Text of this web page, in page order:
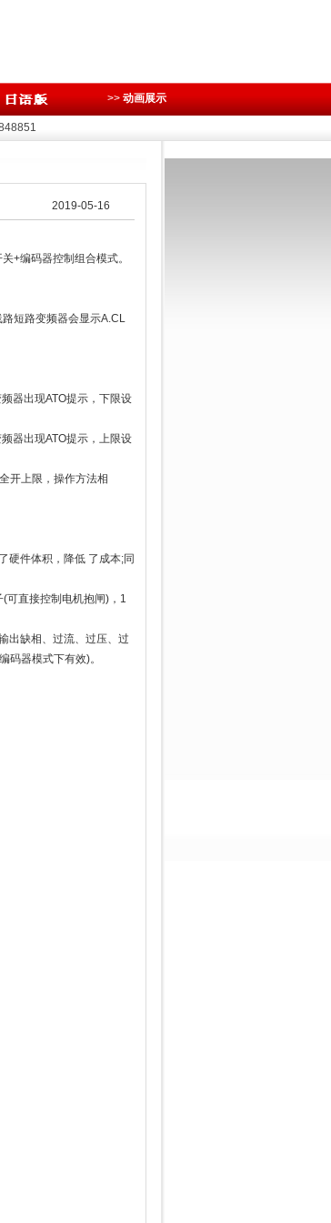
>> 动画展示
2019-05-16
+编码器控制组合模式。
短路变频器会显示A.CL
器出现ATO提示，下限设
器出现ATO提示，上限设
开上限，操作方法相
硬件体积，降低 了成本;同
可直接控制电机抱闸)，1
出缺相、过流、过压、过
码器模式下有效)。